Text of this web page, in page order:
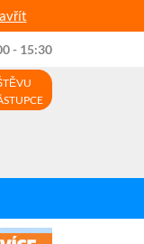
- 15:30